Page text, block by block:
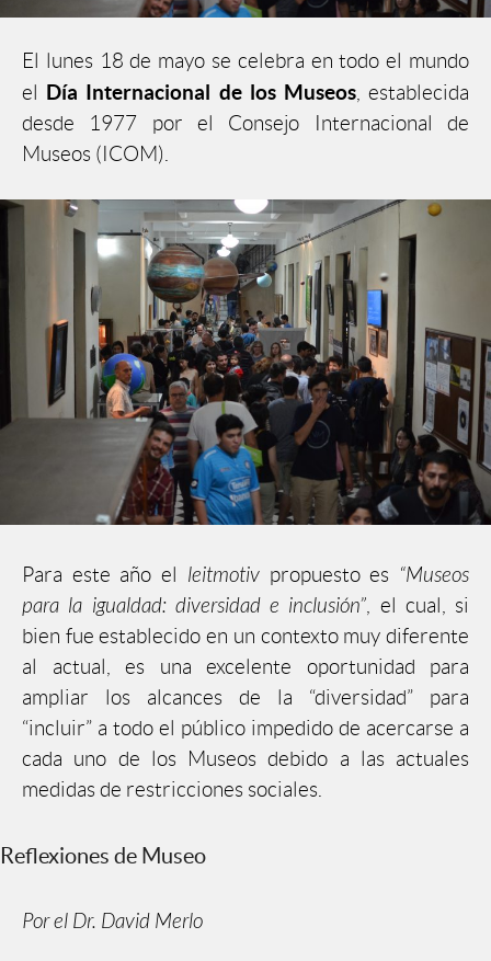
El lunes 18 de mayo se celebra en todo el mundo
el Día Internacional de los Museos, establecida
desde 1977 por el Consejo Internacional de
Museos (ICOM).
Para este año el leitmotivpropuesto es “Museos
para la igualdad: diversidad e inclusión” , el cual, si
bien fue establecido en un contexto muy diferente
al actual, es una excelente oportunidad para
ampliar los alcances de la “diversidad” para
“incluir” a todo el público impedido de acercarse a
cada uno de los Museos debido a las actuales
medidas de restricciones sociales.
Reflexiones de Museo
Por el Dr. David Merlo